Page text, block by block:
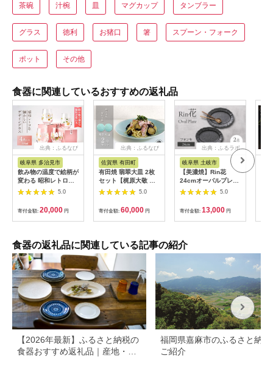
茶碗 汁椀 皿 マグカップ タンブラー
グラス 徳利 お猪口 箸 スプーン・フォーク
ポット その他
食器に関連しているおすすめの返礼品
出典：ふるなび
岐阜県 多治見市
飲み物の温度で絵柄が
変わる 昭和レトロな
懐かしいデザイン グ
ラス 4点 セット【昭
和転写】[TCF001]
5.0
寄付金額: 20,000 円
出典：ふるなび
佐賀県 有田町
有田焼 翡翠大皿 2枚
セット【梶原大敬 茂
正工房】 器 うつわ 食
器 皿 大皿 パスタ皿
カレー皿 ワンプレー
ト 2枚 セット ペア 青
磁 翡翠 青 ブルー グ
くろ シンプル 電子レ
ンジ対応 60000円 6
万円 ak044
5.0
寄付金額: 60,000 円
出典：ふるラボ
岐阜県 土岐市
【美濃焼】Rin花
24cmオーバルプレー
ト2点セット（ﾌｫﾝｾ）
【Felice-フェリーチ
ェ-藤田陶器】
[MBX067]
5.0
寄付金額: 13,000 円
食器の返礼品に関連している記事の紹介
【2026年最新】ふるさと納税の
食器おすすめ返礼品｜産地・寄
福岡県嘉麻市のふるさと納税
ご紹介